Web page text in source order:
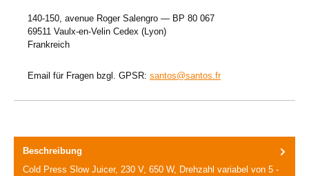
140-150, avenue Roger Salengro — BP 80 067
69511 Vaulx-en-Velin Cedex (Lyon)
Frankreich
Email für Fragen bzgl. GPSR: santos@santos.fr
Beschreibung
Cold Press Slow Juicer, 230 V, 650 W, Drehzahl variabel von 5 -